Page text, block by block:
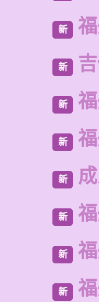
新
新
新
新
新
新
新
新